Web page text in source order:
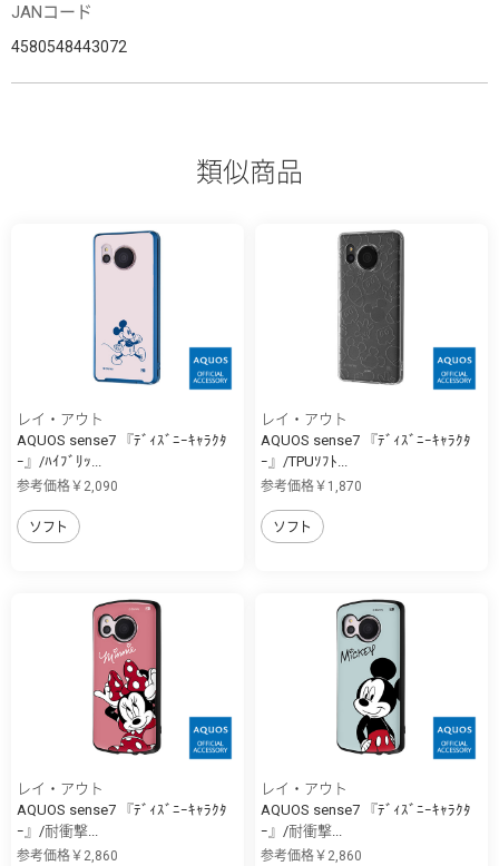
JANコード
4580548443072
類似商品
レイ・アウト
AQUOS sense7 『ﾃﾞｨｽﾞﾆｰｷｬﾗｸﾀ
ｰ』/ﾊｲﾌﾞﾘｯ...
参考価格￥2,090
ソフト
レイ・アウト
AQUOS sense7 『ﾃﾞｨｽﾞﾆｰｷｬﾗｸﾀ
ｰ』/TPUｿﾌﾄ...
参考価格￥1,870
ソフト
レイ・アウト
AQUOS sense7 『ﾃﾞｨｽﾞﾆｰｷｬﾗｸﾀ
ｰ』/耐衝撃...
参考価格￥2,860
レイ・アウト
AQUOS sense7 『ﾃﾞｨｽﾞﾆｰｷｬﾗｸﾀ
ｰ』/耐衝撃...
参考価格￥2,860